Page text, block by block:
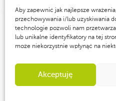
Aby zapewnić jak najlepsze
przechowywania i/lub uzyskiwania
technologie pozwoli nam
lub unikalne identyfikatory na tej
może niekorzystnie wpłynąć na
Akceptuję